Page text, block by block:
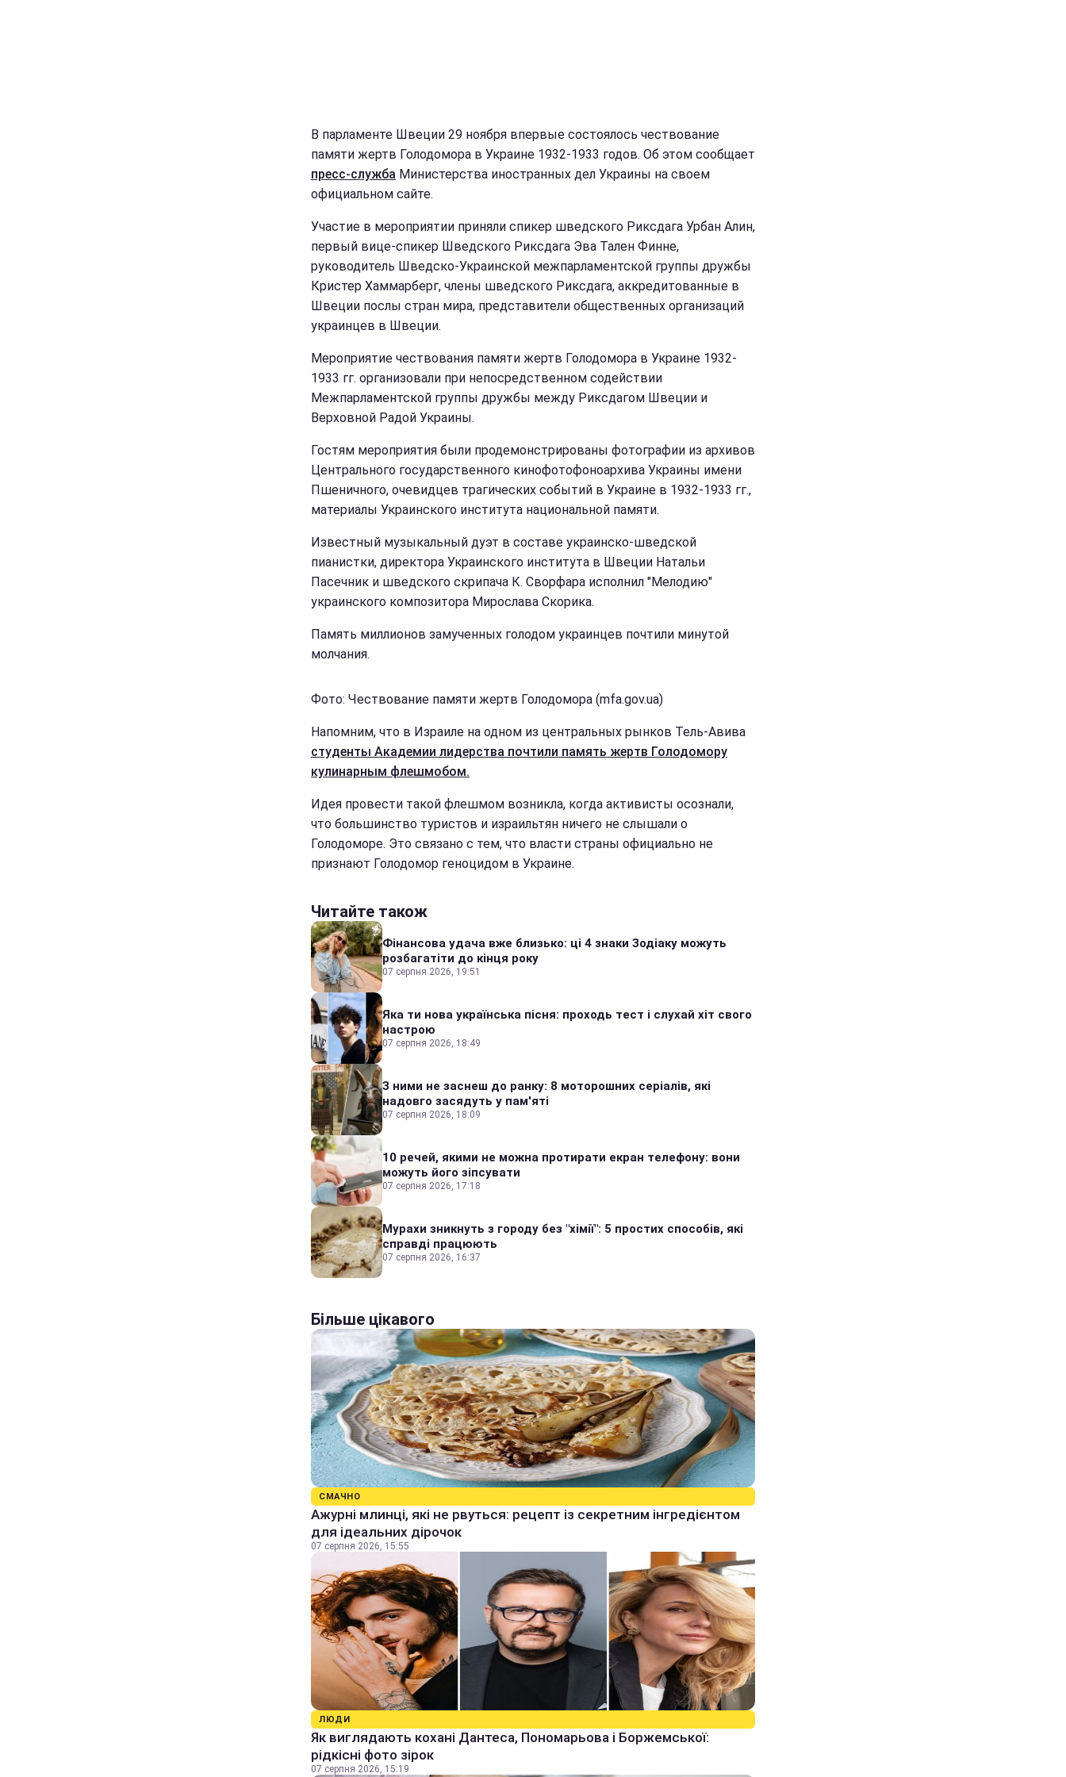
В парламенте Швеции 29 ноября впервые состоялось чествование
памяти жертв Голодомора в Украине 1932-1933 годов. Об этом сообщает
пресс-служба Министерства иностранных дел Украины на своем
официальном сайте.
Участие в мероприятии приняли спикер шведского Риксдага Урбан Алин,
первый вице-спикер Шведского Риксдага Эва Тален Финне,
руководитель Шведско-Украинской межпарламентской группы дружбы
Кристер Хаммарберг, члены шведского Риксдага, аккредитованные в
Швеции послы стран мира, представители общественных организаций
украинцев в Швеции.
Мероприятие чествования памяти жертв Голодомора в Украине 1932-
1933 гг. организовали при непосредственном содействии
Межпарламентской группы дружбы между Риксдагом Швеции и
Верховной Радой Украины.
Гостям мероприятия были продемонстрированы фотографии из архивов
Центрального государственного кинофотофоноархива Украины имени
Пшеничного, очевидцев трагических событий в Украине в 1932-1933 гг.,
материалы Украинского института национальной памяти.
Известный музыкальный дуэт в составе украинско-шведской
пианистки, директора Украинского института в Швеции Натальи
Пасечник и шведского скрипача К. Сворфара исполнил "Мелодию"
украинского композитора Мирослава Скорика.
Память миллионов замученных голодом украинцев почтили минутой
молчания.
Фото: Чествование памяти жертв Голодомора (mfa.gov.ua)
Напомним, что в Израиле на одном из центральных рынков Тель-Авива
студенты Академии лидерства почтили память жертв Голодомору
кулинарным флешмобом.
Идея провести такой флешмом возникла, когда активисты осознали,
что большинство туристов и израильтян ничего не слышали о
Голодоморе. Это связано с тем, что власти страны официально не
признают Голодомор геноцидом в Украине.
Читайте також
Фінансова удача вже близько: ці 4 знаки Зодіаку можуть
розбагатіти до кінця року
07 серпня 2026, 19:51
Яка ти нова українська пісня: проходь тест і слухай хіт свого
настрою
07 серпня 2026, 18:49
З ними не заснеш до ранку: 8 моторошних серіалів, які
надовго засядуть у пам'яті
07 серпня 2026, 18:09
10 речей, якими не можна протирати екран телефону: вони
можуть його зіпсувати
07 серпня 2026, 17:18
Мурахи зникнуть з городу без "хімії": 5 простих способів, які
справді працюють
07 серпня 2026, 16:37
Більше цікавого
СМАЧНО
Ажурні млинці, які не рвуться: рецепт із секретним інгредієнтом
для ідеальних дірочок
07 серпня 2026, 15:55
ЛЮДИ
Як виглядають кохані Дантеса, Пономарьова і Боржемської:
рідкісні фото зірок
07 серпня 2026, 15:19